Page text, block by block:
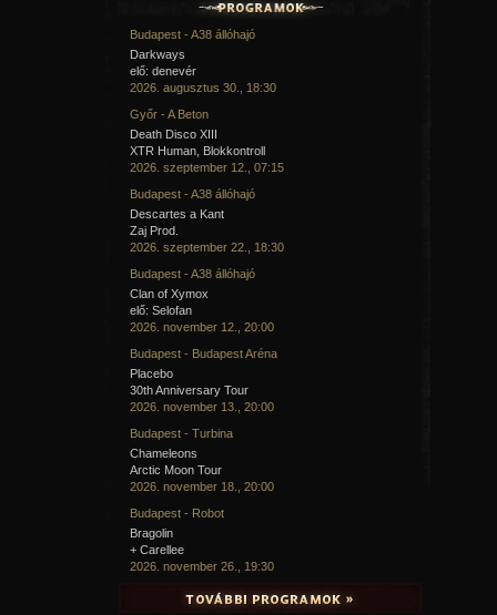
Budapest - A38 állóhajó
Darkways
elő: denevér
2026. augusztus 30., 18:30
Győr - A Beton
Death Disco XIII
XTR Human, Blokkontroll
2026. szeptember 12., 07:15
Budapest - A38 állóhajó
Descartes a Kant
Zaj Prod.
2026. szeptember 22., 18:30
Budapest - A38 állóhajó
Clan of Xymox
elő: Selofan
2026. november 12., 20:00
Budapest - Budapest Aréna
Placebo
30th Anniversary Tour
2026. november 13., 20:00
Budapest - Turbina
Chameleons
Arctic Moon Tour
2026. november 18., 20:00
Budapest - Robot
Bragolin
+ Carellee
2026. november 26., 19:30